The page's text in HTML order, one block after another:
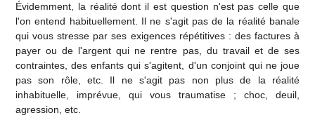
Évidemment, la réalité dont il est question n'est pas celle que
l'on entend habituellement. Il ne s'agit pas de la réalité banale
qui vous stresse par ses exigences répétitives : des factures à
payer ou de l'argent qui ne rentre pas, du travail et de ses
contraintes, des enfants qui s'agitent, d'un conjoint qui ne joue
pas son rôle, etc. Il ne s'agit pas non plus de la réalité
inhabituelle, imprévue, qui vous traumatise ; choc, deuil,
agression, etc.